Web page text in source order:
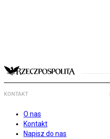
KONTAKT
O nas
Kontakt
Napisz do nas